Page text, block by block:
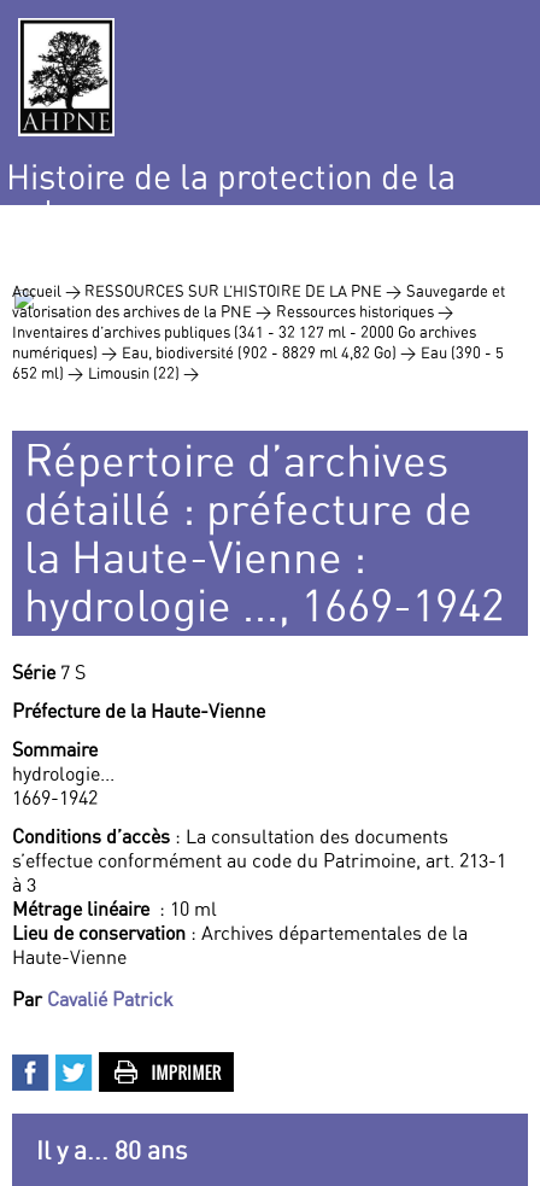
Histoire de la protection de la
nature
Accueil > RESSOURCES SUR L’HISTOIRE DE LA PNE > Sauvegarde et
valorisation des archives de la PNE > Ressources historiques >
Inventaires d’archives publiques (341 - 32 127 ml - 2000 Go archives
numériques) > Eau, biodiversité (902 - 8829 ml 4,82 Go) > Eau (390 - 5
652 ml) > Limousin (22) >
Répertoire d’archives
détaillé : préfecture de
la Haute-Vienne :
hydrologie ..., 1669-1942
Série 7 S
Préfecture de la Haute-Vienne
Sommaire
hydrologie...
1669-1942
Conditions d’accès : La consultation des documents
s’effectue conformément au code du Patrimoine, art. 213-1
à 3
Métrage linéaire : 10 ml
Lieu de conservation : Archives départementales de la
Haute-Vienne
Par Cavalié Patrick
Il y a... 80 ans